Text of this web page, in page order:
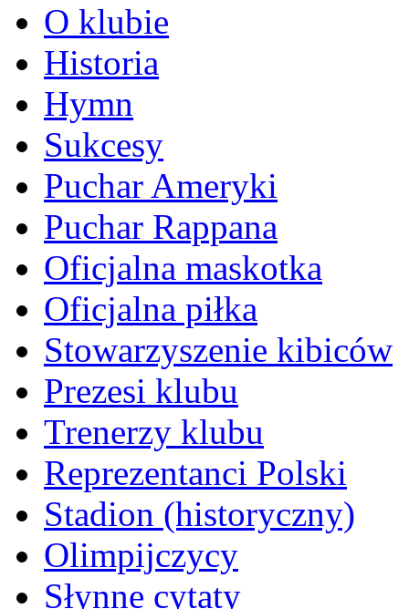
O klubie
Historia
Hymn
Sukcesy
Puchar Ameryki
Puchar Rappana
Oficjalna maskotka
Oficjalna piłka
Stowarzyszenie kibiców
Prezesi klubu
Trenerzy klubu
Reprezentanci Polski
Stadion (historyczny)
Olimpijczycy
Słynne cytaty